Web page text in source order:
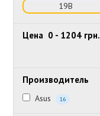
19В
Цена 0 - 1204 грн.
Производитель
Asus 16